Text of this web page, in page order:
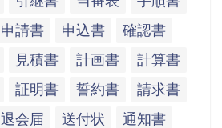
申請書 申込書
確認書
見積書 計画書
計算書
証明書 誓約書
請求書
退会届 送付状
通知書